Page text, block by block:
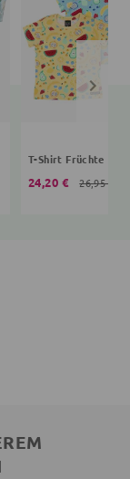
T-Shirt Früchte
24,20 € 26,95 €